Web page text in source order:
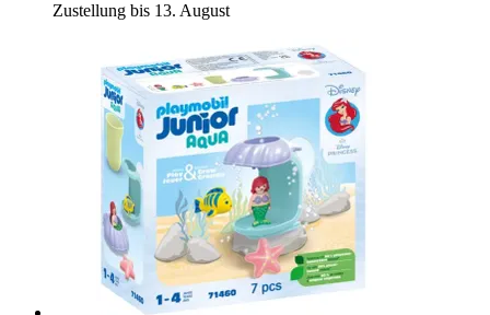
Zustellung bis 13. August